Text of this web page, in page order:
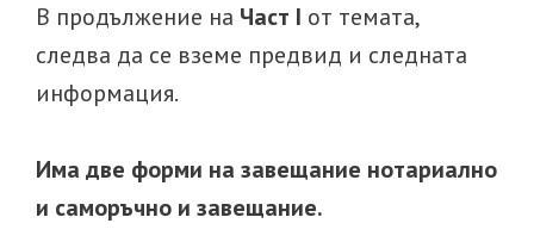
В продължение на Част I от темата,
следва да се вземе предвид и следната
информация.
Има две форми на завещание нотариално
и саморъчно и завещание.